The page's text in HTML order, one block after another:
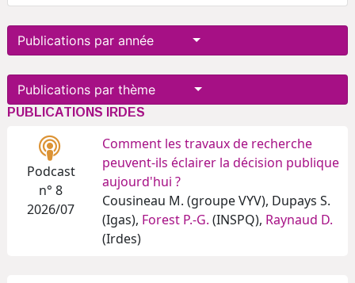
Publications par année
Publications par thème
PUBLICATIONS IRDES
Podcast
n° 8
2026/07
Comment les travaux de recherche
peuvent-ils éclairer la décision publique
aujourd'hui ?
Cousineau M. (groupe VYV), Dupays S.
(Igas), Forest P.-G. (INSPQ), Raynaud D.
(Irdes)